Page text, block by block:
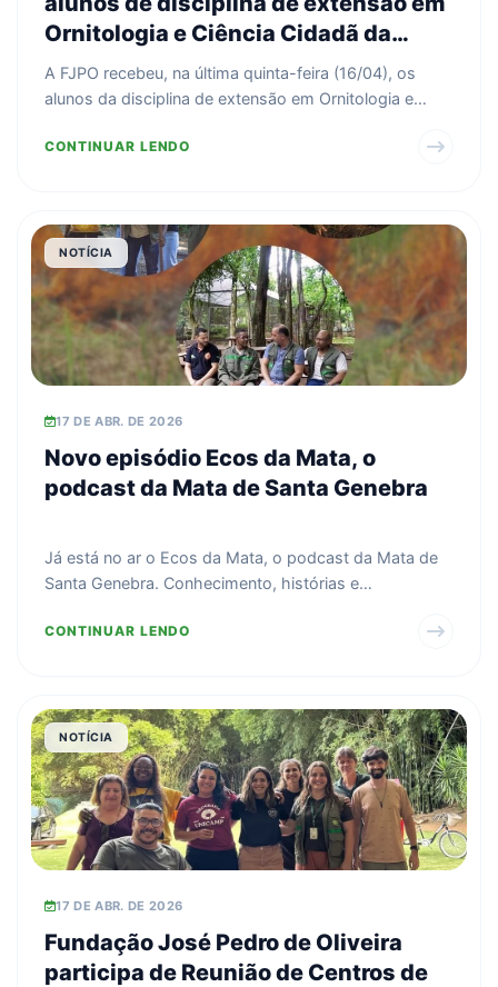
Ornitologia e Ciência Cidadã da
UNICAMP
A FJPO recebeu, na última quinta-feira (16/04), os
alunos da disciplina de extensão em Ornitologia e
CONTINUAR LENDO
NOTÍCIA
17 DE ABR. DE 2026
Novo episódio Ecos da Mata, o
podcast da Mata de Santa Genebra
Já está no ar o Ecos da Mata, o podcast da Mata de
Santa Genebra. Conhecimento, histórias e
CONTINUAR LENDO
NOTÍCIA
17 DE ABR. DE 2026
Fundação José Pedro de Oliveira
participa de Reunião de Centros de